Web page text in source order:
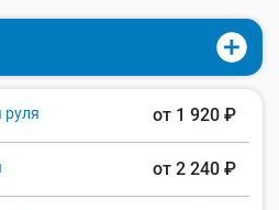
руля от 1 920 ₽
от 2 240 ₽